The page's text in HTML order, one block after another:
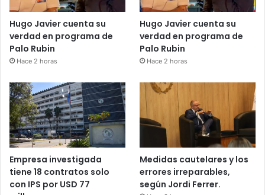
Hugo Javier cuenta su
verdad en programa de
Palo Rubin
Hace 2 horas
Hugo Javier cuenta su
verdad en programa de
Palo Rubin
Hace 2 horas
Empresa investigada
tiene 18 contratos solo
con IPS por USD 77
Medidas cautelares y los
errores irreparables,
según Jordi Ferrer.